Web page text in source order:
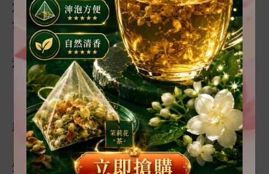
定能
到最后 ， 準像之 樣，沒談
久就
分
。」
「
倒 如現 就分 ，每個 都減
點沉
沒成本，
得呢？」
宋
晏凝睇 , 沉默
很久。
抿著唇，忽然
歉：「易禾，很抱
歉。」
「
些 反 過很 次， 錯, 讓
沒
到
態度，讓 總 處 當
。」